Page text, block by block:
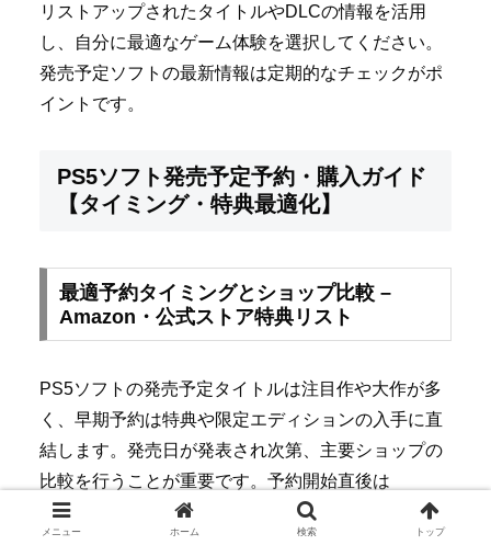
リストアップされたタイトルやDLCの情報を活用
し、自分に最適なゲーム体験を選択してください。
発売予定ソフトの最新情報は定期的なチェックがポ
イントです。
PS5ソフト発売予定予約・購入ガイド
【タイミング・特典最適化】
最適予約タイミングとショップ比較 –
Amazon・公式ストア特典リスト
PS5ソフトの発売予定タイトルは注目作や大作が多
く、早期予約は特典や限定エディションの入手に直
結します。発売日が発表され次第、主要ショップの
比較を行うことが重要です。予約開始直後は
Amazon、PlayStation Store、各公式サイトで特典内
メニュー ホーム 検索 トップ